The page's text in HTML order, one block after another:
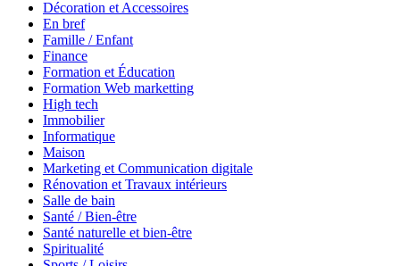
Décoration et Accessoires
En bref
Famille / Enfant
Finance
Formation et Éducation
Formation Web marketting
High tech
Immobilier
Informatique
Maison
Marketing et Communication digitale
Rénovation et Travaux intérieurs
Salle de bain
Santé / Bien-être
Santé naturelle et bien-être
Spiritualité